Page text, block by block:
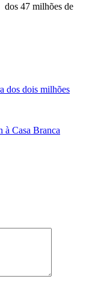
47 milhões de
dos dois milhões
à Casa Branca